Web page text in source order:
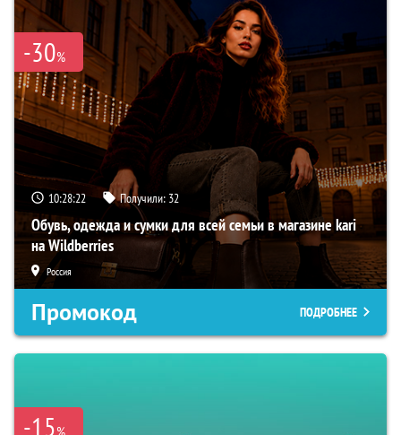
-30%
10:28:21 Получили: 32
Обувь, одежда и сумки для всей семьи в магазине kari
на Wildberries
Россия
Промокод ПОДРОБНЕЕ
-15%